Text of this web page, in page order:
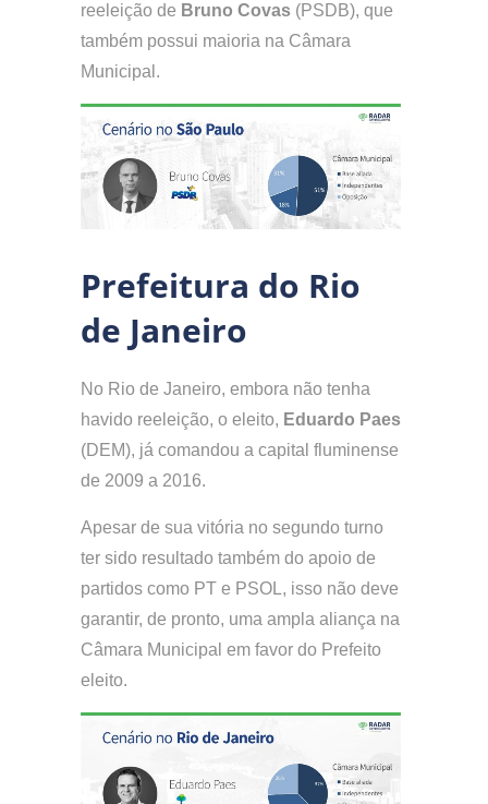
reeleição de Bruno Covas (PSDB), que
também possui maioria na Câmara
Municipal.
Prefeitura do Rio
de Janeiro
No Rio de Janeiro, embora não tenha
havido reeleição, o eleito, Eduardo Paes
(DEM), já comandou a capital fluminense
de 2009 a 2016.
Apesar de sua vitória no segundo turno
ter sido resultado também do apoio de
partidos como PT e PSOL, isso não deve
garantir, de pronto, uma ampla aliança na
Câmara Municipal em favor do Prefeito
eleito.